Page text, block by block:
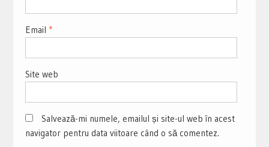
Email *
Site web
Salvează-mi numele, emailul și site-ul web în acest
navigator pentru data viitoare când o să comentez.